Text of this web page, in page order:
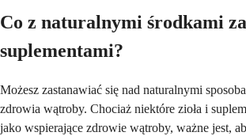
Co z naturalnymi środkami
suplementami?
Możesz zastanawiać się nad naturalnymi
zdrowia wątroby. Chociaż niektóre zioła i
jako wspierające zdrowie wątroby, ważne jest,